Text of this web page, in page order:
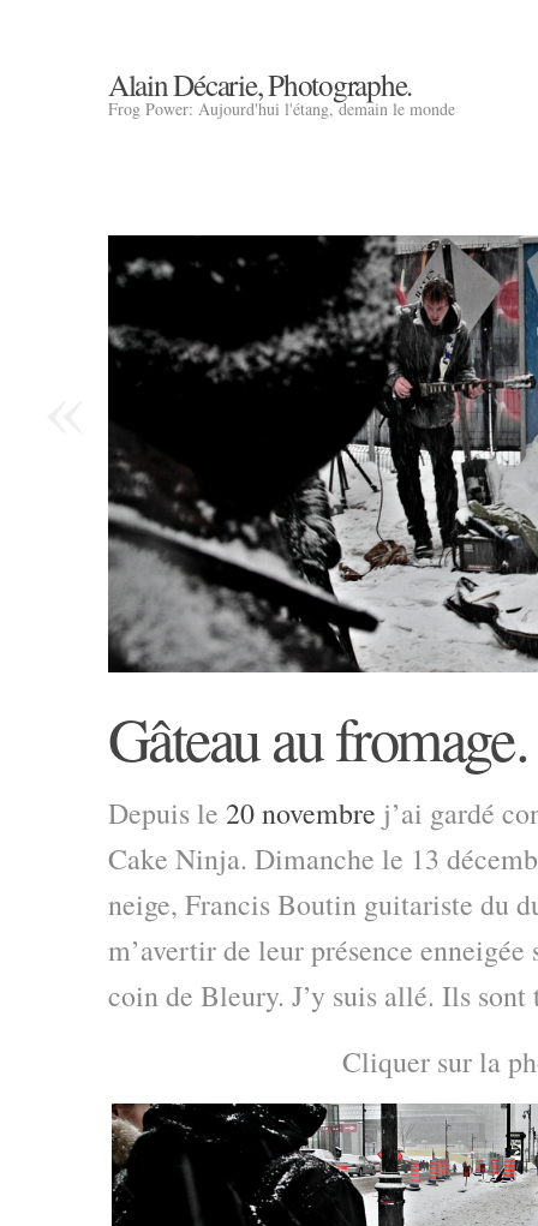
Alain Décarie, Photographe.
Frog Power: Aujourd'hui l'étang, demain le monde
Gâteau au
Depuis le 20 novembre j’ai gardé
Cake Ninja. Dimanche le 13
neige, Francis Boutin guitariste du
m’avertir de leur présence
coin de Bleury. J’y suis allé. Ils sont
Cliquer sur la